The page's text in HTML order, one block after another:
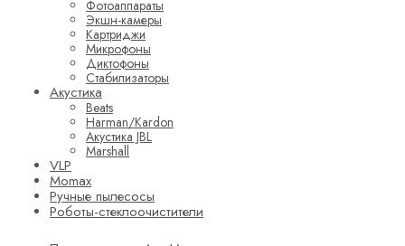
Фотоаппараты
Экшн-камеры
Картриджи
Микрофоны
Диктофоны
Стабилизаторы
Акустика
Beats
Harman/Kardon
Акустика JBL
Marshall
VLP
Momax
Ручные пылесосы
Роботы-стеклоочистители